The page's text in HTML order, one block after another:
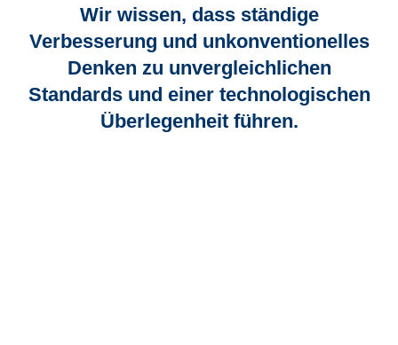
Wir wissen, dass ständige
Verbesserung und unkonventionelles
Denken zu unvergleichlichen
Standards und einer technologischen
Überlegenheit führen.